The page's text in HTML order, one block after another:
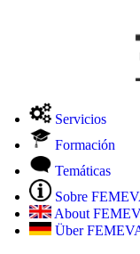
Servicios
Formación
Temáticas
Sobre
About
Über